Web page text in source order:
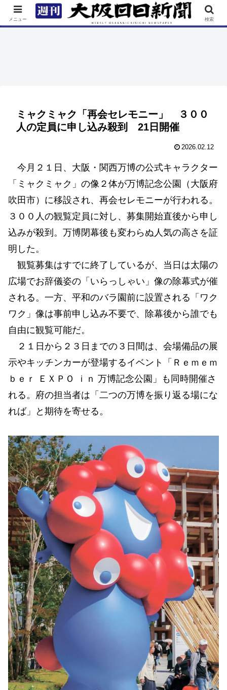
TOP 特集 ニュース 連載 街ネタ イベント
ミャクミャク「再会セレモニー」 ３００
人の定員に申し込み殺到 21日開催
2026.02.12
今月２１日、大阪・関西万博の公式キャラクター
「ミャクミャク」の像２体が万博記念公園（大阪府
吹田市）に移設され、再会セレモニーが行われる。
３００人の観覧定員に対し、募集開始直後から申し
込みが殺到。万博閉幕後も変わらぬ人気の高さを証
明した。
観覧募集はすでに終了しているが、当日は太陽の
広場でお辞儀姿の「いらっしゃい」像の除幕式が催
される。一方、平和のバラ園前に設置される「ワク
ワク」像は事前申し込み不要で、除幕後から誰でも
自由に観覧可能だ。
２１日から２３日までの３日間は、会場備品の展
示やキッチンカーが登場するイベント「Ｒｅｍｅｍ
ｂｅｒ ＥＸＰＯ ｉｎ 万博記念公園」も同時開催さ
れる。府の担当者は「二つの万博を振り返る場にな
れば」と期待を寄せる。
メニュー 検索